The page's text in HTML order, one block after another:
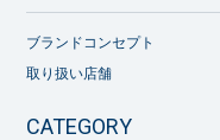
ブランドコンセプト
取り扱い店舗
CATEGORY